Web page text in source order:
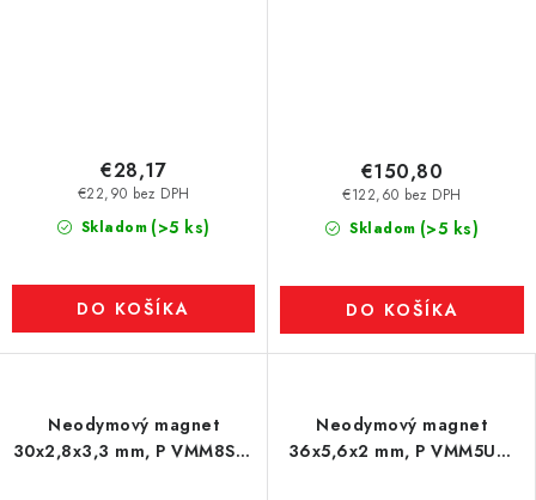
Skladom (>5 ks)
€22,90 bez DPH
€28,17
DO KOŠÍKA
Skladom (>5 ks)
€122,60 bez DPH
€150,80
DO KOŠÍKA
Neodymový magnet
30x2,8x3,3 mm, P VMM8SH-
Neodymový magnet
36x5,6x2 mm, P VMM5UH-